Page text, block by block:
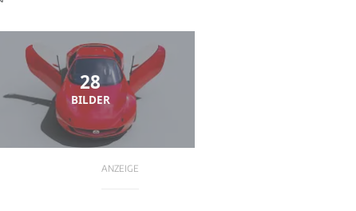
28
BILDER
ANZEIGE